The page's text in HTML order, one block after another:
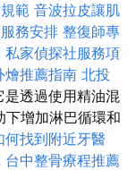
範 音波拉皮讓肌
務安排 整復師專
私家偵探社服務項
燴推薦指南 北投
是透過使用精油混
下增加淋巴循環和
何找到附近牙醫
台中整骨療程推薦